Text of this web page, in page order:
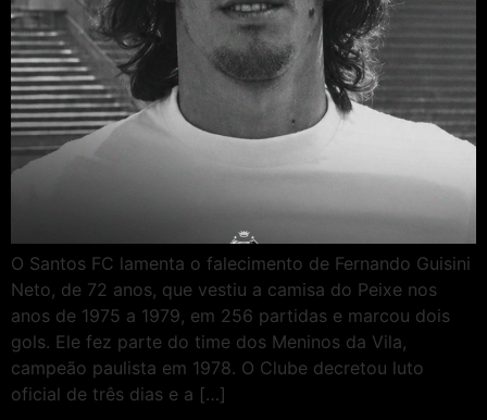
O Santos FC lamenta o falecimento de Fernando Guisini
Neto, de 72 anos, que vestiu a camisa do Peixe nos
anos de 1975 a 1979, em 256 partidas e marcou dois
gols. Ele fez parte do time dos Meninos da Vila,
campeão paulista em 1978. O Clube decretou luto
oficial de três dias e a […]